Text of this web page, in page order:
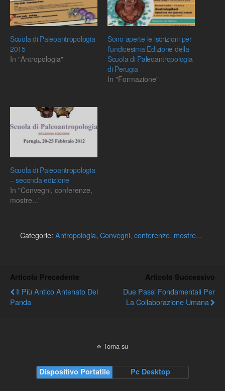
Scuola di Paleoantropologia
2015
In "Antropologia"
Sono aperte le iscrizioni per
l’undicesima Edizione della
Scuola di Paleoantropologia
di Perugia
In "Formazione"
Scuola di Paleoantropologia
– seconda edizione
In "Convegni, conferenze,
mostre..."
Categorie: Antropologia, Convegni, conferenze, mostre...
Articolo Precedente
Il Più Antico Antenato Del
Panda
Articolo Successivo
Due Passi Fondamentali Per
La Collaborazione Umana
Torna su
Dispositivo Portatile Pc Desktop